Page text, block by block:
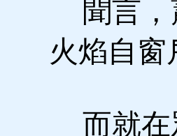
聞言，
火焰自
而就在